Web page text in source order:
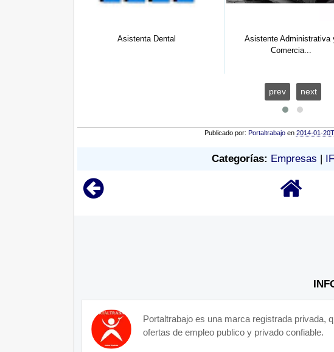
Asistenta Dental
Asistente Administrativa y
Comercia...
prev next
Publicado por: Portaltrabajo en 2014-01-
Categorías: Empresas
Portaltrabajo es una marca registrada privada,
ofertas de empleo publico y privado confiable.